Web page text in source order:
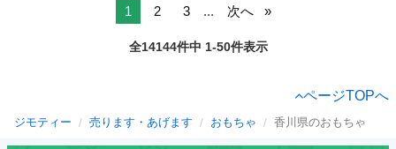
1 2 3 ... 次へ
全14144件中 1-50件表示
ページTOPへ
ジモティー 売ります・あげます おもちゃ 香川県のおもちゃ